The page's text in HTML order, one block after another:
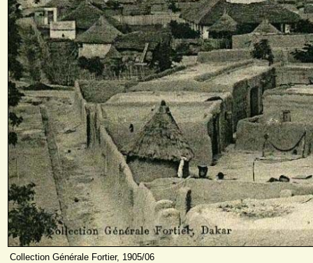
Collection Générale Fortier, 1905/06